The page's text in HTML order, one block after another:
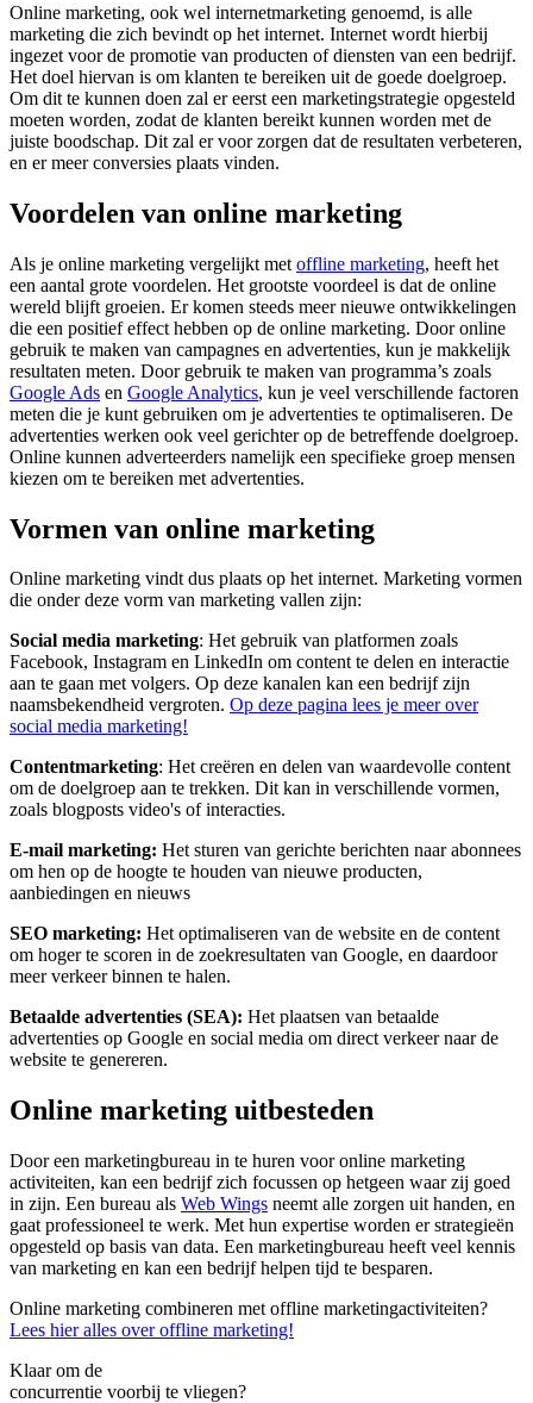
Online marketing, ook wel internetmarketing genoemd, is alle
marketing die zich bevindt op het internet. Internet wordt hierbij
ingezet voor de promotie van producten of diensten van een bedrijf.
Het doel hiervan is om klanten te bereiken uit de goede doelgroep.
Om dit te kunnen doen zal er eerst een marketingstrategie opgesteld
moeten worden, zodat de klanten bereikt kunnen worden met de
juiste boodschap. Dit zal er voor zorgen dat de resultaten verbeteren,
en er meer conversies plaats vinden.
Voordelen van online marketing
Als je online marketing vergelijkt met offline marketing, heeft het
een aantal grote voordelen. Het grootste voordeel is dat de online
wereld blijft groeien. Er komen steeds meer nieuwe ontwikkelingen
die een positief effect hebben op de online marketing. Door online
gebruik te maken van campagnes en advertenties, kun je makkelijk
resultaten meten. Door gebruik te maken van programma’s zoals
Google Ads en Google Analytics, kun je veel verschillende factoren
meten die je kunt gebruiken om je advertenties te optimaliseren. De
advertenties werken ook veel gerichter op de betreffende doelgroep.
Online kunnen adverteerders namelijk een specifieke groep mensen
kiezen om te bereiken met advertenties.
Vormen van online marketing
Online marketing vindt dus plaats op het internet. Marketing vormen
die onder deze vorm van marketing vallen zijn:
Social media marketing: Het gebruik van platformen zoals
Facebook, Instagram en LinkedIn om content te delen en interactie
aan te gaan met volgers. Op deze kanalen kan een bedrijf zijn
naamsbekendheid vergroten. Op deze pagina lees je meer over
social media marketing!
Contentmarketing: Het creëren en delen van waardevolle content
om de doelgroep aan te trekken. Dit kan in verschillende vormen,
zoals blogposts video's of interacties.
E-mail marketing: Het sturen van gerichte berichten naar abonnees
om hen op de hoogte te houden van nieuwe producten,
aanbiedingen en nieuws
SEO marketing: Het optimaliseren van de website en de content
om hoger te scoren in de zoekresultaten van Google, en daardoor
meer verkeer binnen te halen.
Betaalde advertenties (SEA): Het plaatsen van betaalde
advertenties op Google en social media om direct verkeer naar de
website te genereren.
Online marketing uitbesteden
Door een marketingbureau in te huren voor online marketing
activiteiten, kan een bedrijf zich focussen op hetgeen waar zij goed
in zijn. Een bureau als Web Wings neemt alle zorgen uit handen, en
gaat professioneel te werk. Met hun expertise worden er strategieën
opgesteld op basis van data. Een marketingbureau heeft veel kennis
van marketing en kan een bedrijf helpen tijd te besparen.
Online marketing combineren met offline marketingactiviteiten?
Lees hier alles over offline marketing!
Klaar om de
concurrentie voorbij te vliegen?